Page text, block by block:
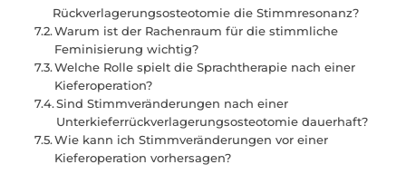
Rückverlagerungsosteotomie die Stimmresonanz?
Warum ist der Rachenraum für die stimmliche
Feminisierung wichtig?
Welche Rolle spielt die Sprachtherapie nach einer
Kieferoperation?
Sind Stimmveränderungen nach einer
Unterkieferrückverlagerungsosteotomie dauerhaft?
Wie kann ich Stimmveränderungen vor einer
Kieferoperation vorhersagen?